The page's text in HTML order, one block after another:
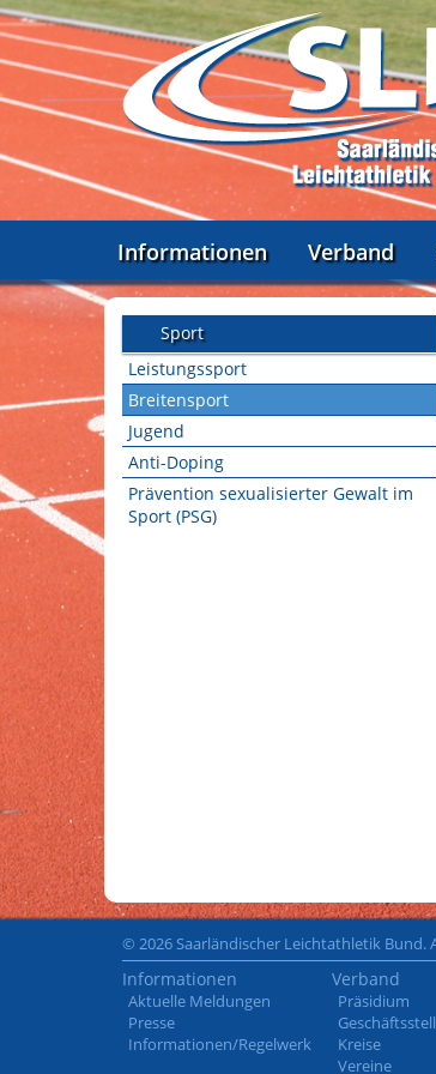
Informationen Verband
Sport
Leistungssport
Breitensport
Jugend
Anti-Doping
Prävention sexualisierter Gewalt im
Sport (PSG)
© 2026 Saarländischer Leichtathletik Bund.
Informationen
Aktuelle Meldungen
Presse
Informationen/Regelwerk
Verband
Präsidium
Kreise
Vereine